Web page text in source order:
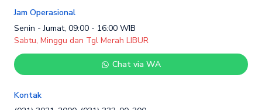
Jam Operasional
Senin - Jumat, 09:00 - 16:00 WIB
Sabtu, Minggu dan Tgl Merah LIBUR
Chat via WA
Kontak